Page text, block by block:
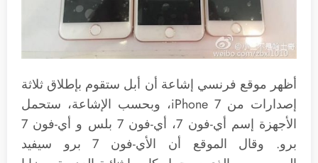
أظهر موقع فرنسي إشاعة أن أبل ستقوم بإطلاق ثلاثة
إصدارات من iPhone 7، وبحسب الإشاعة، ستحمل
الأجهزة إسم أي-فون 7، أي-فون 7 بلس و أي-فون 7
برو. وقال الموقع أن الأي-فون 7 برو سيفيد